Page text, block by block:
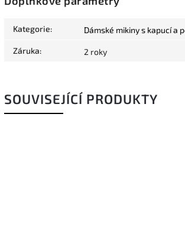
Kategorie: Dámské mikiny s kapucí a
Záruka: 2 roky
SOUVISEJÍCÍ PRODUKTY